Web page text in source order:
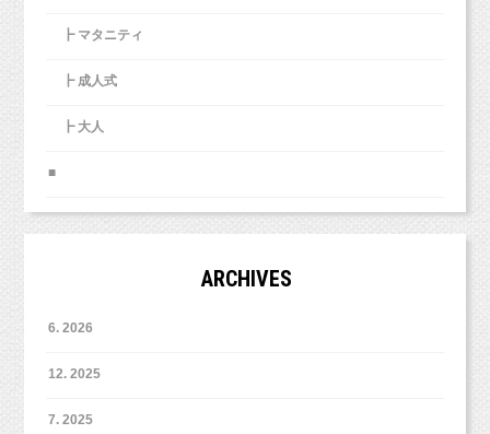
┣ マタニティ
┣ 成人式
┣ 大人
■
ARCHIVES
6. 2026
12. 2025
7. 2025